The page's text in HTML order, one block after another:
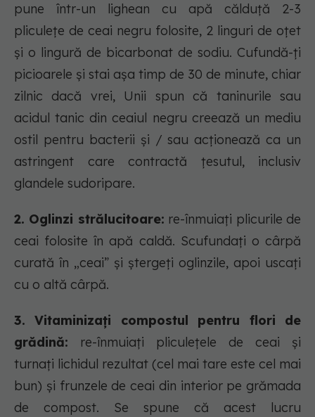
pune într-un lighean cu apă călduță 2-3
pliculețe de ceai negru folosite, 2 linguri de oțet
și o lingură de bicarbonat de sodiu. Cufundă-ți
picioarele și stai așa timp de 30 de minute, chiar
zilnic dacă vrei, Unii spun că taninurile sau
acidul tanic din ceaiul negru creează un mediu
ostil pentru bacterii și / sau acționează ca un
astringent care contractă țesutul, inclusiv
glandele sudoripare.
2. Oglinzi strălucitoare: re-înmuiați plicurile de
ceai folosite în apă caldă. Scufundați o cârpă
curată în „ceai” și ștergeți oglinzile, apoi uscați
cu o altă cârpă.
3. Vitaminizați compostul pentru flori de
grădină: re-înmuiați pliculețele de ceai și
turnați lichidul rezultat (cel mai tare este cel mai
bun) și frunzele de ceai din interior pe grămada
de compost. Se spune că acest lucru